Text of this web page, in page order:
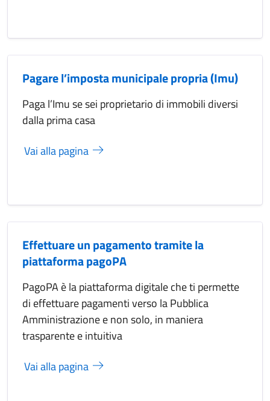
Pagare l’imposta municipale propria (Imu)
Paga l’Imu se sei proprietario di immobili diversi
dalla prima casa
Vai alla pagina
Effettuare un pagamento tramite la
piattaforma pagoPA
PagoPA è la piattaforma digitale che ti permette
di effettuare pagamenti verso la Pubblica
Amministrazione e non solo, in maniera
trasparente e intuitiva
Vai alla pagina